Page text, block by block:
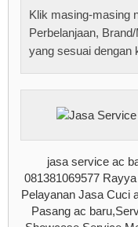
Klik masing-masing
Perbelanjaan,
yang sesuai dengan
jasa service ac
081381069577
Pelayanan Jasa Cuci
Pasang ac